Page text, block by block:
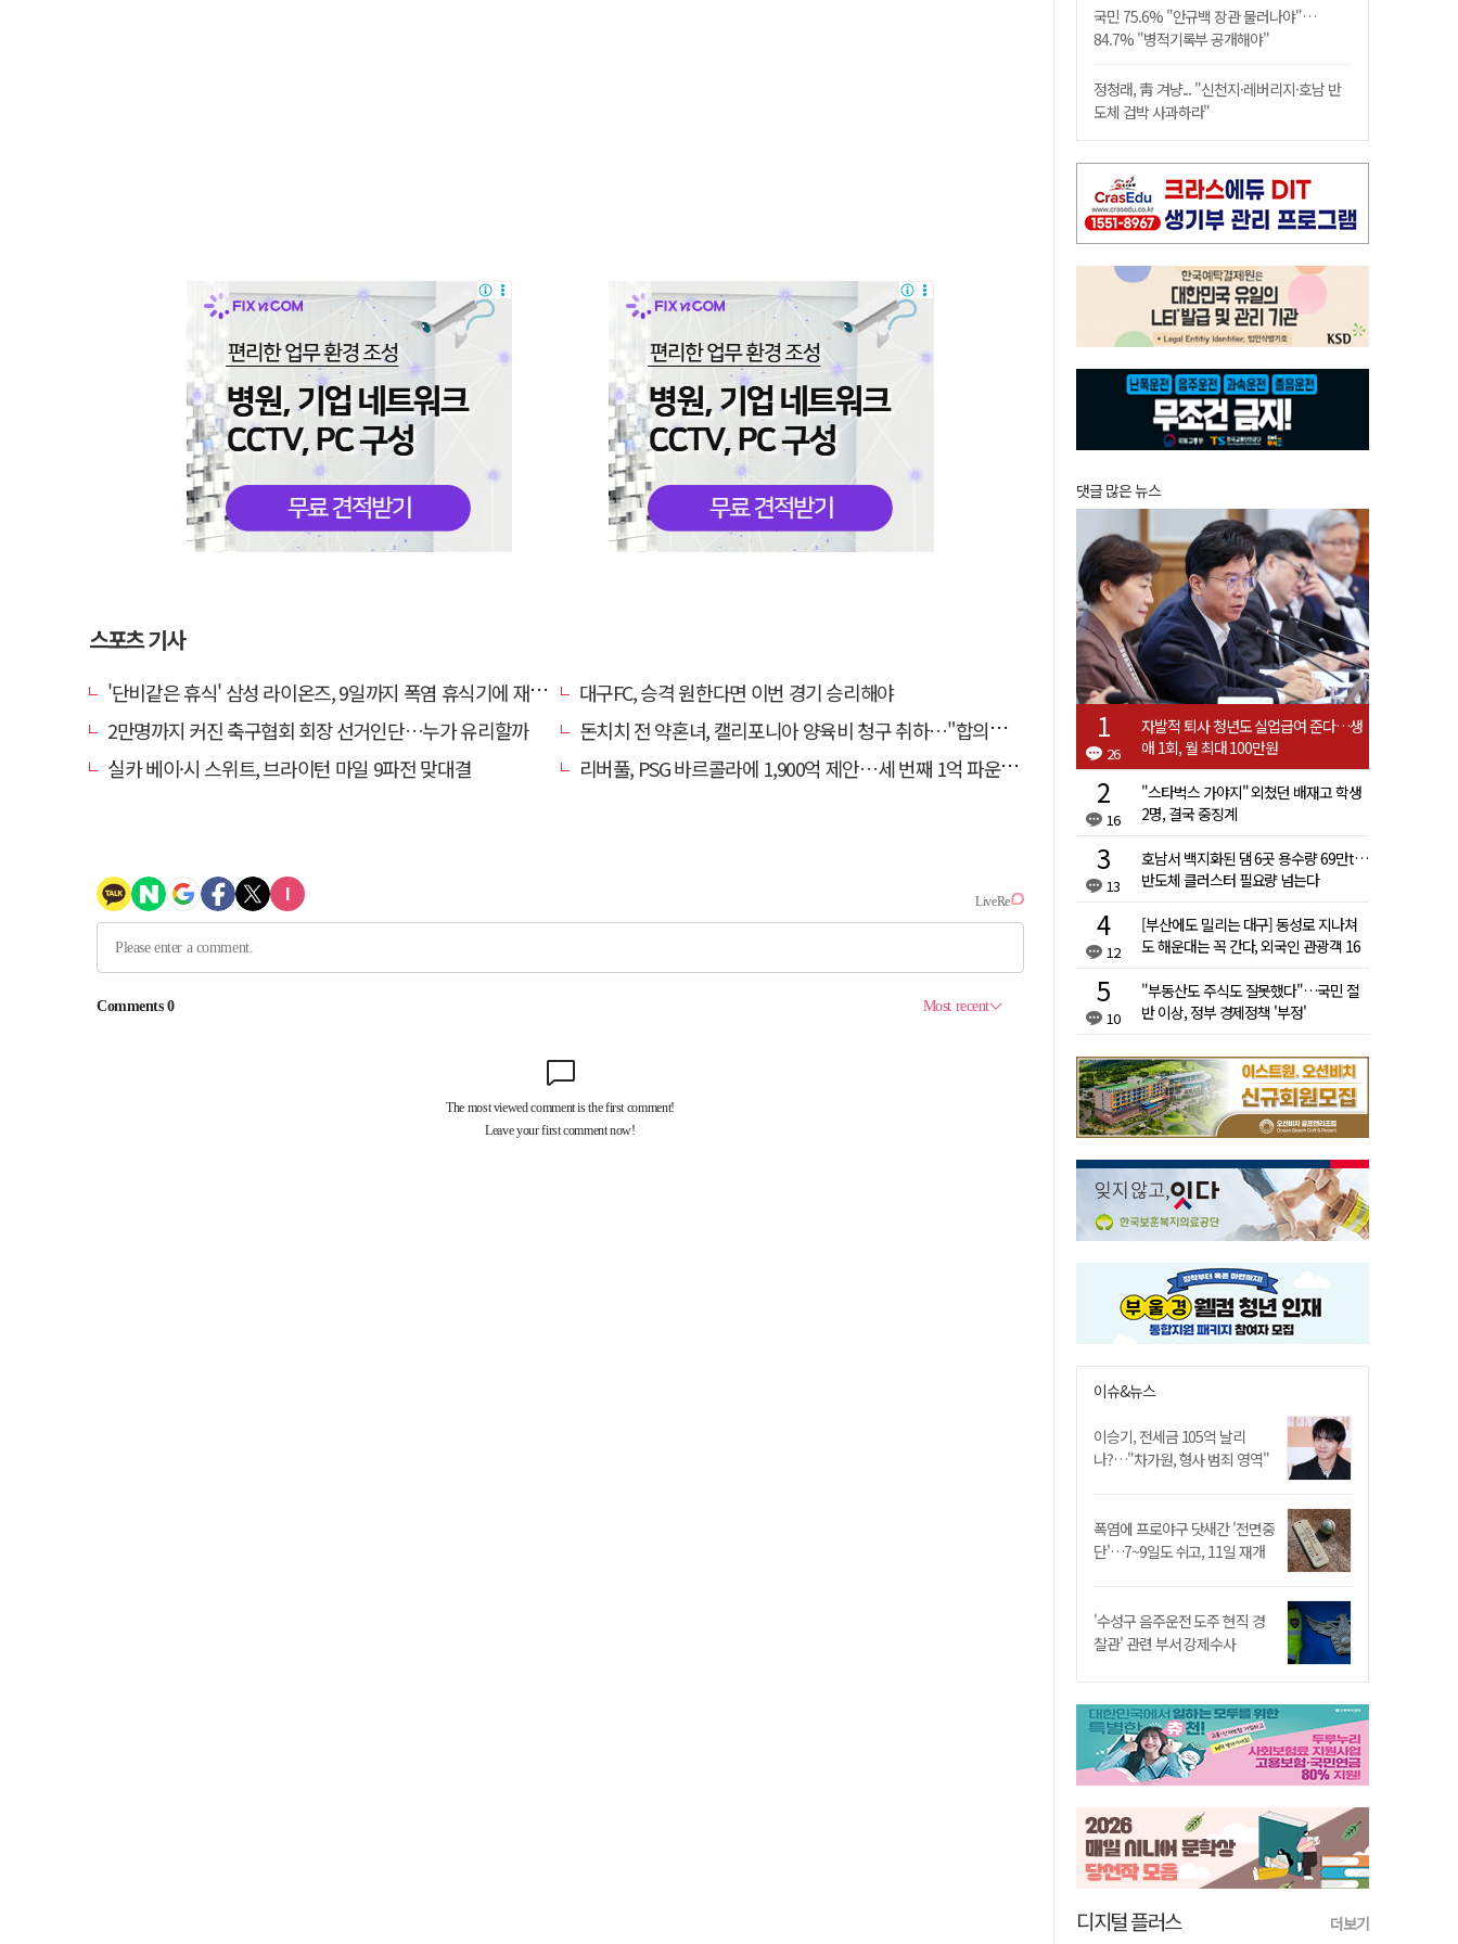
스포츠 기사
'단비같은 휴식' 삼성 라이온즈, 9일까지 폭염 휴식기에 재정비
대구FC, 승격 원한다면 이번 경기 승리해야
2만명까지 커진 축구협회 회장 선거인단…누가 유리할까
돈치치 전 약혼녀, 캘리포니아 양육비 청구 취하…"합의로 해결"
실카 베이·시 스위트, 브라이턴 마일 9파전 맞대결
리버풀, PSG 바르콜라에 1,900억 제안…세 번째 1억 파운드 영입 추진
국민 75.6% "안규백 장관 물러나야"…
84.7% "병적기록부 공개해야"
정청래, 靑 겨냥... "신천지·레버리지·호남 반
도체 겁박 사과하라"
댓글 많은 뉴스
26
자발적 퇴사 청년도 실업급여 준다…생
애 1회, 월 최대 100만원
16
"스타벅스 가야지" 외쳤던 배재고 학생
2명, 결국 중징계
13
호남서 백지화된 댐 6곳 용수량 69만t…
반도체 클러스터 필요량 넘는다
12
[부산에도 밀리는 대구] 동성로 지나쳐
도 해운대는 꼭 간다, 외국인 관광객 16
10
"부동산도 주식도 잘못했다"…국민 절
반 이상, 정부 경제정책 '부정'
이슈&뉴스
이승기, 전세금 105억 날리
나?…"차가원, 형사 범죄 영역"
폭염에 프로야구 닷새간 '전면중
단'…7~9일도 쉬고, 11일 재개
'수성구 음주운전 도주 현직 경
찰관' 관련 부서 강제수사
디지털 플러스 더보기